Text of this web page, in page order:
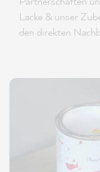
Lacke & unser
den direkten